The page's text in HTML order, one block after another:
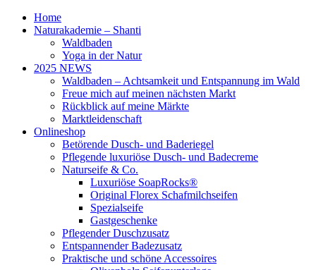
Home
Naturakademie – Shanti
Waldbaden
Yoga in der Natur
2025 NEWS
Waldbaden – Achtsamkeit und Entspannung im Wald
Freue mich auf meinen nächsten Markt
Rückblick auf meine Märkte
Marktleidenschaft
Onlineshop
Betörende Dusch- und Baderiegel
Pflegende luxuriöse Dusch- und Badecreme
Naturseife & Co.
Luxuriöse SoapRocks®
Original Florex Schafmilchseifen
Spezialseife
Gastgeschenke
Pflegender Duschzusatz
Entspannender Badezusatz
Praktische und schöne Accessoires